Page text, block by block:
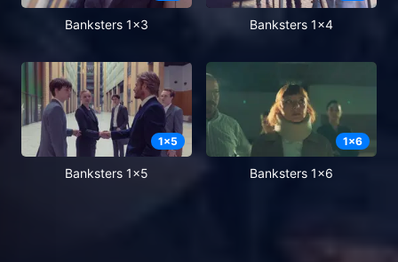
Banksters 1x3 Banksters 1x4
1x5
Banksters 1x5
1x6
Banksters 1x6